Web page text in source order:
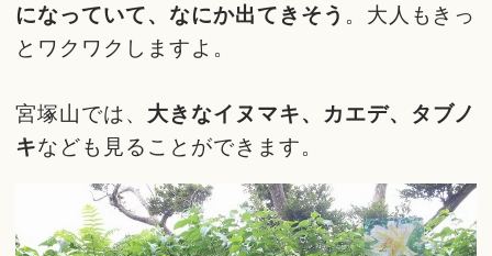
になっていて、なにか出てきそう 。大人もきっ
とワクワクしますよ。
宮塚山では、 大きなイヌマキ、カエデ、タブノ
キなども見ることができます。